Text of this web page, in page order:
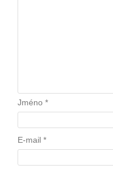
Jméno *
E-mail *